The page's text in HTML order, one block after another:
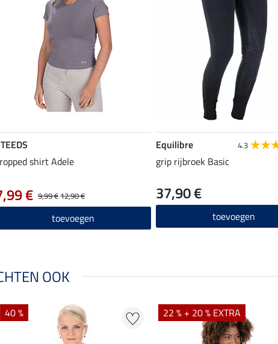
shirt Adele
9,99 €12,90 €
€
toevoegen
Equilibre 4.3
grip rijbroek Basic
37,90 €
toevoegen
OOK
40 % 22 % + 20 % EXTRA